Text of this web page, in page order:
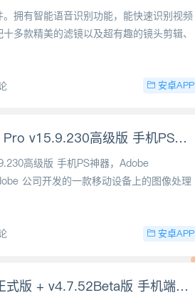
拥有智能语音识别功能，能快速识别视频
多款精美的滤镜以及超有趣的镜头剪辑、
安卓APP
安卓Adobe Photoshop Express Pro v15.9.230高级版 手机PS神器
高级版 手机PS神器，Adobe
公司开发的一款移动设备上的图像处理
安卓APP
安卓Android AdGuard v4.7.44正式版 + v4.7.52Beta版 手机端广告拦截工具